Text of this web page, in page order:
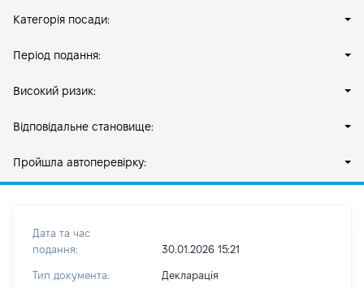
Категорія посади:
Період подання:
Високий ризик:
Відповідальне становище:
Пройшла автоперевірку:
Дата та час
подання:
30.01.2026 15:21
Тип документа: Декларація